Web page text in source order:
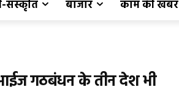
संस्कृति बाजार काम की खबर
गठबंधन के तीन देश भी